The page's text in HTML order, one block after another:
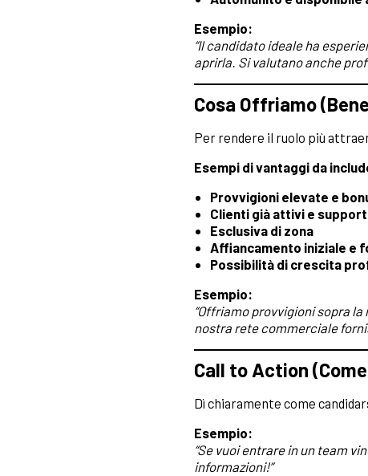
Esempio:
“Il candidato ideale ha
aprirla. Si valutano anche
Cosa Offriamo
Per rendere il ruolo più
Esempi di vantaggi da
Provvigioni elevate e
Clienti già attivi e
Esclusiva di zona
Affiancamento iniziale e
Possibilità di crescita
Esempio:
“Offriamo provvigioni sopra
nostra rete commerciale
Call to Action
Dì chiaramente come
Esempio:
“Se vuoi entrare in un team
informazioni!”